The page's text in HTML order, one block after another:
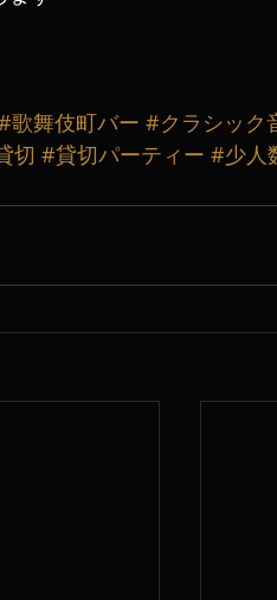
歌舞伎町バー #クラシック
切 #貸切パーティー #少人